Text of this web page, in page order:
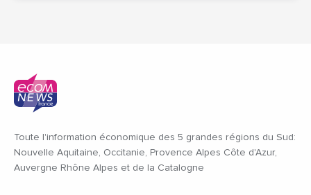
Toute l'information économique des 5 grandes régions du Sud:
Nouvelle Aquitaine, Occitanie, Provence Alpes Côte d'Azur,
Auvergne Rhône Alpes et de la Catalogne